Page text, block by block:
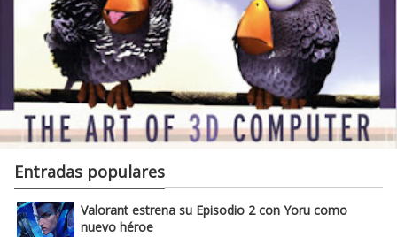
Entradas populares
Valorant estrena su Episodio 2 con Yoru como
nuevo héroe